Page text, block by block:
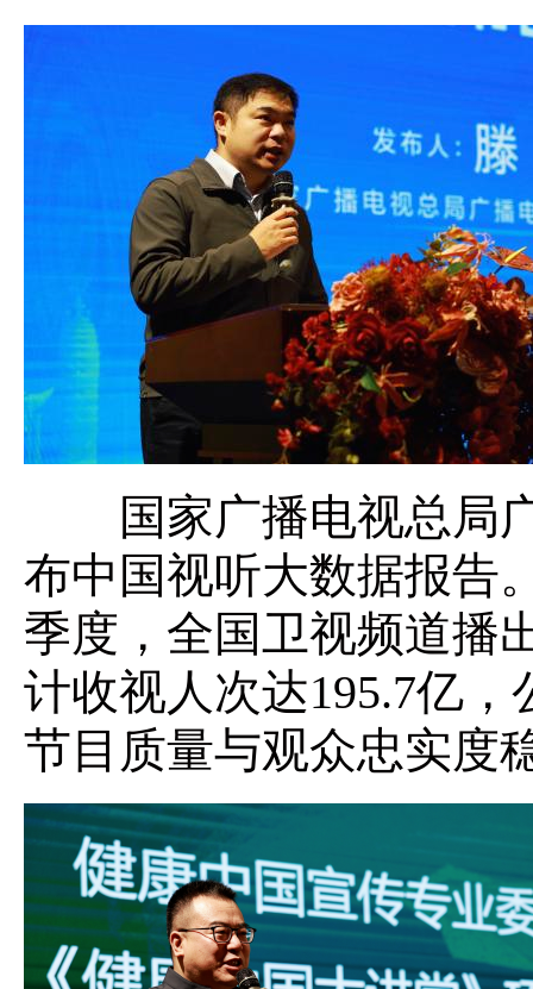
国家广播电视总局广
布中国视听大数据报告
季度，全国卫视频道播
计收视人次达195.7亿
节目质量与观众忠实度